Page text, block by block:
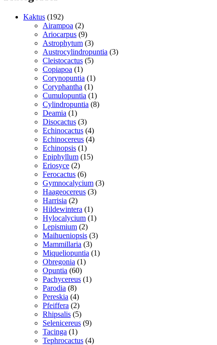
Kaktus 192192
varer
Airampoa 22
varer
Ariocarpus 99
varer
Astrophytum 33
varer
Austrocylindropuntia 33
Cleistocactus 55
Copiapoa 11
vare
Corynopuntia 11
vare
Coryphantha 11
vare
Cumulopuntia 11
vare
Cylindropuntia 88
Deamia 11
vare
Disocactus 33
varer
Echinocactus 44
varer
Echinocereus 44
Echinopsis 11
vare
Epiphyllum 1515
Eriosyce 22
varer
Ferocactus 66
varer
Gymnocalycium 33
Haageocereus 33
Harrisia 22
varer
Hildewintera 11
vare
Hylocalycium 11
Lepismium 22
varer
Maihueniopsis 33
Mammillaria 33
varer
Miqueliopuntia 11
Obregonia 11
Opuntia 6060
varer
Pachycereus 11
Parodia 88
varer
Pereskia 44
varer
Pfeiffera 22
varer
Rhipsalis 55
varer
Selenicereus 99
Tacinga 11
vare
Tephrocactus 44